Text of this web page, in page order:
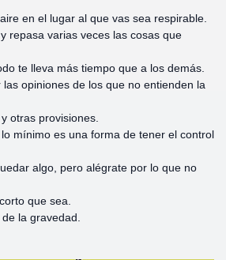
en el lugar al que vas sea respirable.
repasa varias veces las cosas que
te lleva más tiempo que a los demás.
opiniones de los que no entienden la
otras provisiones.
mínimo es una forma de tener el control
algo, pero alégrate por lo que no
que sea.
la gravedad.